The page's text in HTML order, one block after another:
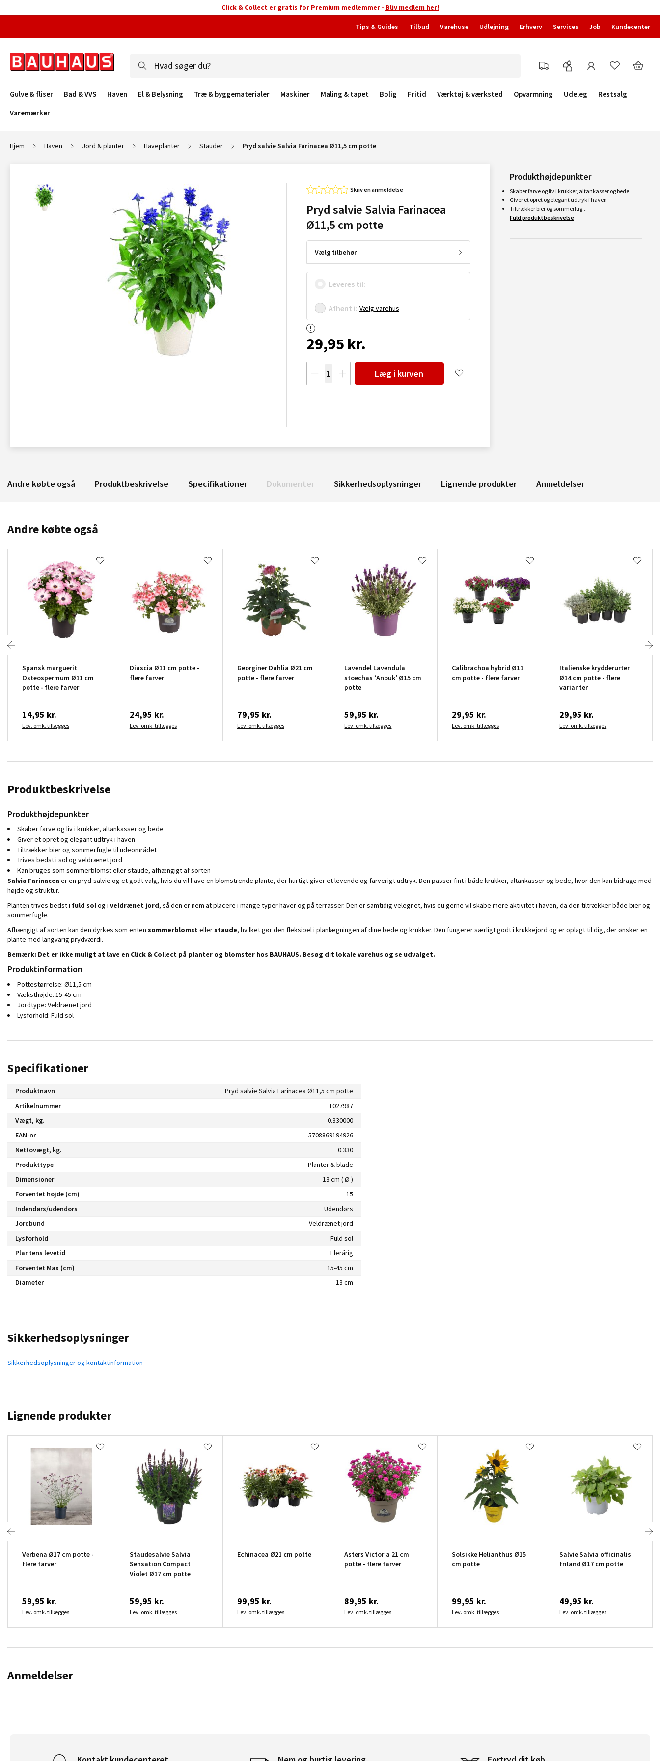
Click & Collect er gratis for Premium medlemmer - Bliv medlem her!
Tips & Guides Tilbud Varehuse Udlejning Erhverv Services Job Kundecenter
Gulve & fliser Bad & VVS Haven El & Belysning Træ & byggematerialer Maskiner Maling & tapet Bolig Fritid Værktøj & værksted Opvarmning Udeleg
Restsalg
Varemærker
Hjem Haven Jord & planter Haveplanter Stauder Pryd salvie Salvia Farinacea Ø11,5 cm potte
Skriv en anmeldelse
Pryd salvie Salvia Farinacea
Ø11,5 cm potte
Vælg tilbehør
Leveres til:
Afhent i: Vælg varehus
29,95 kr.
Læg i kurven
Produkthøjdepunkter
Skaber farve og liv i krukker, altankasser og bede
Giver et opret og elegant udtryk i haven
Tiltrækker bier og sommerfug...
Fuld produktbeskrivelse
Andre købte også Produktbeskrivelse Specifikationer Dokumenter Sikkerhedsoplysninger Lignende produkter Anmeldelser
Andre købte også
Spansk marguerit
Osteospermum Ø11 cm
potte - flere farver
14,95 kr.
Lev. omk. tillægges
Diascia Ø11 cm potte -
flere farver
24,95 kr.
Lev. omk. tillægges
Georginer Dahlia Ø21 cm
potte - flere farver
79,95 kr.
Lev. omk. tillægges
Lavendel Lavendula
stoechas ‘Anouk’ Ø15 cm
potte
59,95 kr.
Lev. omk. tillægges
Calibrachoa hybrid Ø11
cm potte - flere farver
29,95 kr.
Lev. omk. tillægges
Italienske krydderurter
Ø14 cm potte - flere
varianter
29,95 kr.
Lev. omk. tillægges
Produktbeskrivelse
Produkthøjdepunkter
Skaber farve og liv i krukker, altankasser og bede
Giver et opret og elegant udtryk i haven
Tiltrækker bier og sommerfugle til udeområdet
Trives bedst i sol og veldrænet jord
Kan bruges som sommerblomst eller staude, afhængigt af sorten
Salvia Farinacea er en pryd-salvie og et godt valg, hvis du vil have en blomstrende plante, der hurtigt giver et levende og farverigt udtryk. Den passer fint i både krukker, altankasser og bede, hvor den kan bidrage med
højde og struktur.
Planten trives bedst i fuld solog i veldrænet jord, så den er nem at placere i mange typer haver og på terrasser. Den er samtidig velegnet, hvis du gerne vil skabe mere aktivitet i haven, da den tiltrækker både bier og
sommerfugle.
Afhængigt af sorten kan den dyrkes som enten sommerblomstellerstaude, hvilket gør den fleksibel i planlægningen af dine bede og krukker. Den fungerer særligt godt i krukkejord og er oplagt til dig, der ønsker en
plante med langvarig prydværdi.
Bemærk: Det er ikke muligt at lave en Click & Collect på planter og blomster hos BAUHAUS. Besøg dit lokale varehus og se udvalget.
Produktinformation
Pottestørrelse: Ø11,5 cm
Væksthøjde: 15-45 cm
Jordtype: Veldrænet jord
Lysforhold: Fuld sol
Specifikationer
Produktnavn
Pryd salvie Salvia Farinacea Ø11,5 cm potte
Artikelnummer
1027987
Vægt, kg.
0.330000
EAN-nr
5708869194926
Nettovægt, kg.
0.330
Produkttype
Planter & blade
Dimensioner
13 cm ( Ø )
Forventet højde (cm)
15
Indendørs/udendørs
Udendørs
Jordbund
Veldrænet jord
Lysforhold
Fuld sol
Plantens levetid
Flerårig
Forventet Max (cm)
15-45 cm
Diameter
13 cm
Sikkerhedsoplysninger
Sikkerhedsoplysninger og kontaktinformation
Lignende produkter
Verbena Ø17 cm potte -
flere farver
59,95 kr.
Lev. omk. tillægges
Staudesalvie Salvia
Sensation Compact
Violet Ø17 cm potte
59,95 kr.
Lev. omk. tillægges
Echinacea Ø21 cm potte
99,95 kr.
Lev. omk. tillægges
Asters Victoria 21 cm
potte - flere farver
89,95 kr.
Lev. omk. tillægges
Solsikke Helianthus Ø15
cm potte
99,95 kr.
Lev. omk. tillægges
Salvie Salvia officinalis
friland Ø17 cm potte
49,95 kr.
Lev. omk. tillægges
Anmeldelser